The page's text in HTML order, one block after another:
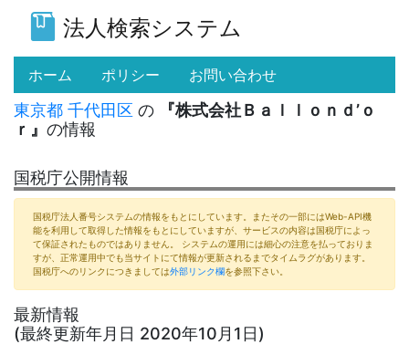
法人検索システム
ホーム (current)
ポリシー お問い合わせ
東京都 千代田区 の
『株式会社Ｂａｌｌｏｎｄ’ｏ
ｒ』 の情報
国税庁公開情報
国税庁法人番号システムの情報をもとにしています。またその一部にはWeb-API機
能を利用して取得した情報をもとにしていますが、サービスの内容は国税庁によっ
て保証されたものではありません。 システムの運用には細心の注意を払っておりま
すが、正常運用中でも当サイトにて情報が更新されるまでタイムラグがあります。
国税庁へのリンクにつきましては外部リンク欄を参照下さい。
最新情報
(最終更新年月日 2020年10月1日)